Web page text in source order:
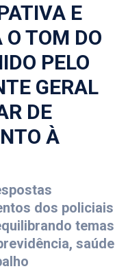
E
TOM DO
PELO
GERAL
DE
À
dos policiais
temas
saúde